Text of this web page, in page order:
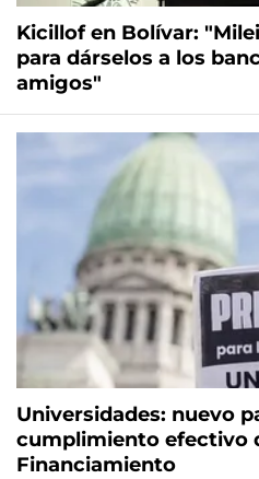
Kicillof en Bolívar:
para dárselos a los
amigos"
Universidades: nuevo
cumplimiento efectivo
Financiamiento